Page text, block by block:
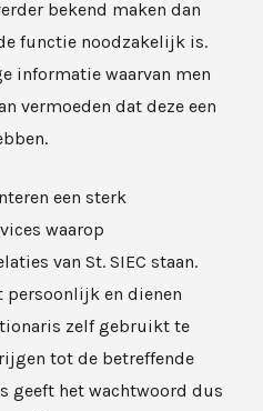
bekend maken dan
functie noodzakelijk is.
informatie waarvan men
vermoeden dat deze een
een sterk
waarop
van St. SIEC staan.
en dienen
zelf gebruikt te
tot de betreffende
geeft het wachtwoord dus